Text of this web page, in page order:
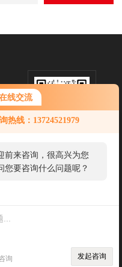
线交流
热线：13724521979
前来咨询，很高兴为您
您要咨询什么问题呢？
询 发起咨询
sitemap.xml